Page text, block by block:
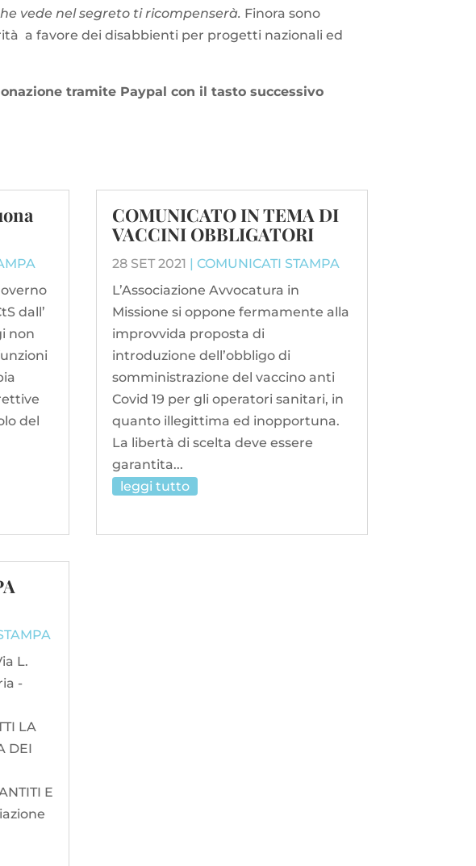
vede nel segreto ti ricompenserà. Finora sono
a favore dei disabbienti per progetti nazionali ed
tramite Paypal con il tasto successivo
dall’
non
del
L.
-
LA
DEI
E
COMUNICATO IN TEMA DI
VACCINI OBBLIGATORI
28 SET 2021 | COMUNICATI STAMPA
L’Associazione Avvocatura in
Missione si oppone fermamente alla
improvvida proposta di
introduzione dell’obbligo di
somministrazione del vaccino anti
Covid 19 per gli operatori sanitari, in
quanto illegittima ed inopportuna.
La libertà di scelta deve essere
garantita...
leggi tutto